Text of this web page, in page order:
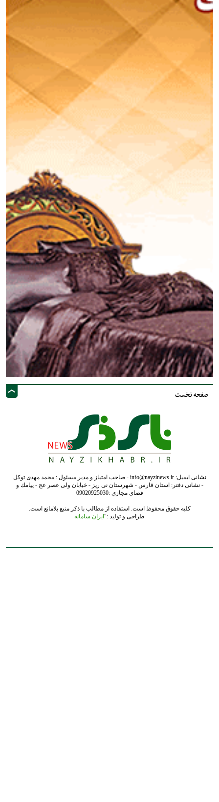
صفحه نخست
نشانی ایمیل: info@nayzinews.ir - صاحب امتیاز و مدیر مسئول : محمد مهدی توکل
- نشانی دفتر: استان فارس - شهرستان نی ریز - خیابان ولی عصر عج - پيامك و
فضاي مجازي :09020925030
کلیه حقوق محفوظ است. استفاده از مطالب با ذکر منبع بلامانع است.
طراحی و تولید :"ایران سامانه